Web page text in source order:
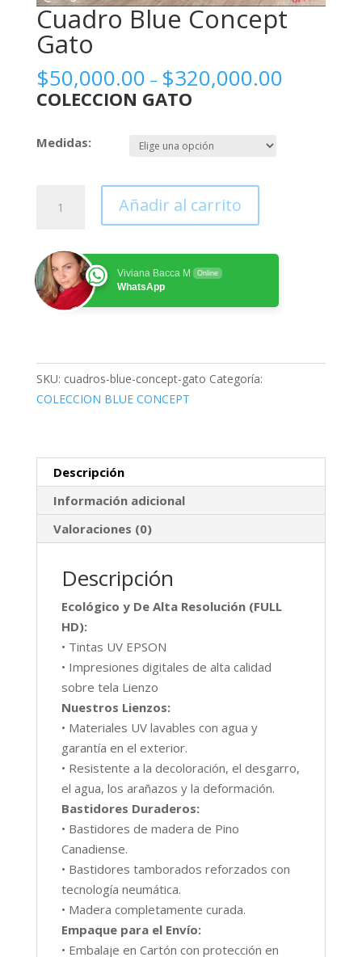
Cuadro Blue Concept
Gato
$50,000.00 – $320,000.00
COLECCION GATO
Medidas:
Gato
cantidad
Añadir al carrito
Viviana Bacca M Online
WhatsApp
SKU: cuadros-blue-concept-gato Categoría:
COLECCION BLUE CONCEPT
Descripción
Información adicional
Valoraciones (0)
Descripción
Ecológico y De Alta Resolución (FULL
HD):
• Tintas UV EPSON
• Impresiones digitales de alta calidad
sobre tela Lienzo
Nuestros Lienzos:
• Materiales UV lavables con agua y
garantía en el exterior.
• Resistente a la decoloración, el desgarro,
el agua, los arañazos y la deformación.
Bastidores Duraderos:
• Bastidores de madera de Pino
Canadiense.
• Bastidores tamborados reforzados con
tecnología neumática.
• Madera completamente curada.
Empaque para el Envío:
• Embalaje en Cartón con protección en